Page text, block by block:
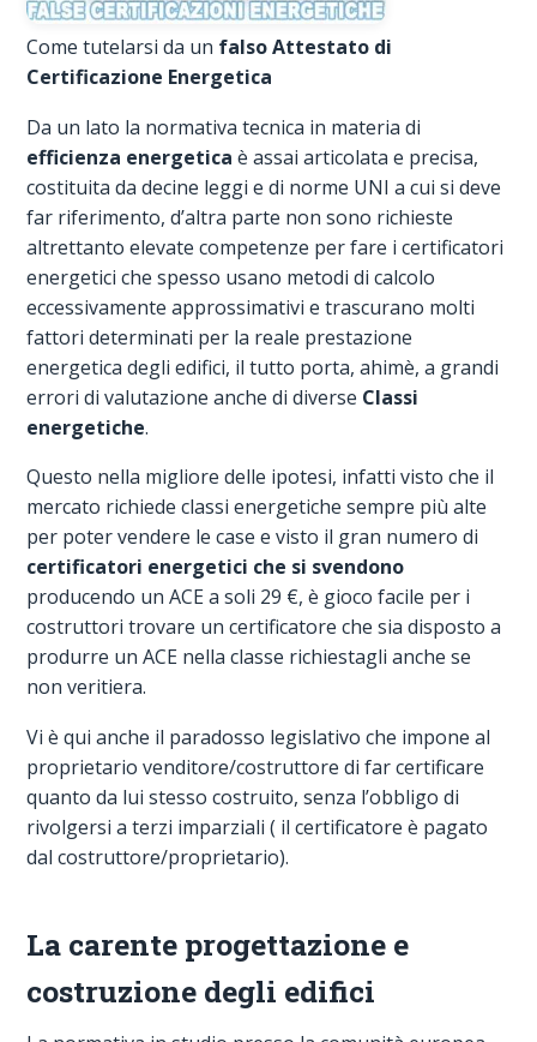
Come tutelarsi da un falso Attestato di
Certificazione Energetica
Da un lato la normativa tecnica in materia di
efficienza energetica è assai articolata e precisa,
costituita da decine leggi e di norme UNI a cui si deve
far riferimento, d’altra parte non sono richieste
altrettanto elevate competenze per fare i certificatori
energetici che spesso usano metodi di calcolo
eccessivamente approssimativi e trascurano molti
fattori determinati per la reale prestazione
energetica degli edifici, il tutto porta, ahimè, a grandi
errori di valutazione anche di diverse Classi
energetiche.
Questo nella migliore delle ipotesi, infatti visto che il
mercato richiede classi energetiche sempre più alte
per poter vendere le case e visto il gran numero di
certificatori energetici che si svendono
producendo un ACE a soli 29 €, è gioco facile per i
costruttori trovare un certificatore che sia disposto a
produrre un ACE nella classe richiestagli anche se
non veritiera.
Vi è qui anche il paradosso legislativo che impone al
proprietario venditore/costruttore di far certificare
quanto da lui stesso costruito, senza l’obbligo di
rivolgersi a terzi imparziali ( il certificatore è pagato
dal costruttore/proprietario).
La carente progettazione e
costruzione degli edifici